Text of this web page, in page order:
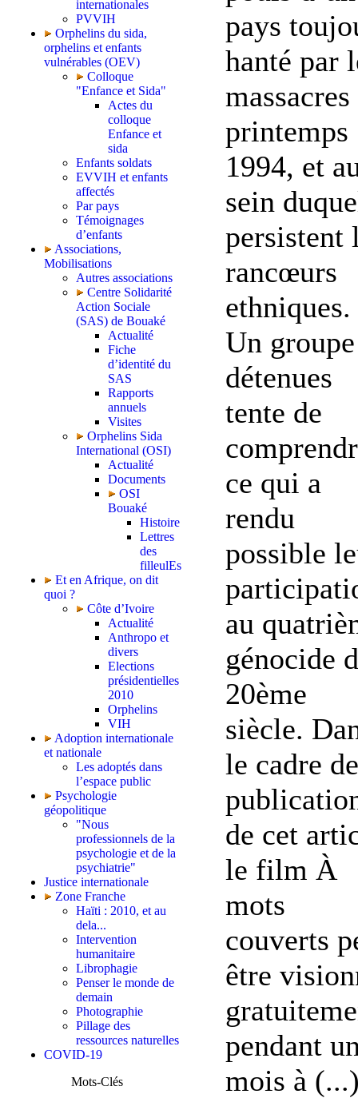
internationales
PVVIH
Orphelins du sida,
orphelins et enfants
vulnérables (OEV)
Colloque
"Enfance et Sida"
Actes du
colloque
Enfance et
sida
Enfants soldats
EVVIH et enfants
affectés
Par pays
Témoignages
d’enfants
Associations,
Mobilisations
Autres associations
Centre Solidarité
Action Sociale
(SAS) de Bouaké
Actualité
Fiche
d’identité du
SAS
Rapports
annuels
Visites
Orphelins Sida
International (OSI)
Actualité
Documents
OSI
Bouaké
Histoire
Lettres
des
filleulEs
Et en Afrique, on dit
quoi ?
Côte d’Ivoire
Actualité
Anthropo et
divers
Elections
présidentielles
2010
Orphelins
VIH
Adoption internationale
et nationale
Les adoptés dans
l’espace public
Psychologie
géopolitique
"Nous
professionnels de la
psychologie et de la
psychiatrie"
Justice internationale
Zone Franche
Haïti : 2010, et au
dela...
Intervention
humanitaire
Librophagie
Penser le monde de
demain
Photographie
Pillage des
ressources naturelles
COVID-19
Mots-Clés
pays
hanté par
printemps
1994, et
sein
persistent
rancœurs
ethniques.
Un
détenues
tente de
ce qui a
rendu
possible
au
génocide
20ème
siècle.
le cadre
de cet
le film À
mots
couverts
être
pendant
mois à